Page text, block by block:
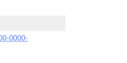
0000-